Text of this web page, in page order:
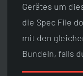
Gerätes um
die Spec File
mit den
Bundeln, falls